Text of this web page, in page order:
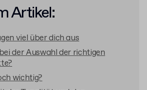
Artikel:
viel über dich aus
der Auswahl der richtigen
wichtig?